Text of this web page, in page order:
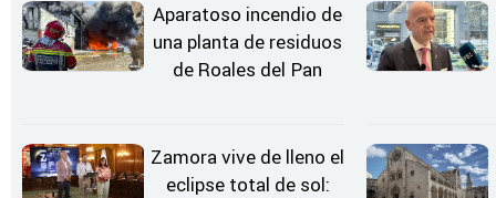
Aparatoso incendio de
una planta de residuos
de Roales del Pan
Zamora vive de lleno el
eclipse total de sol: